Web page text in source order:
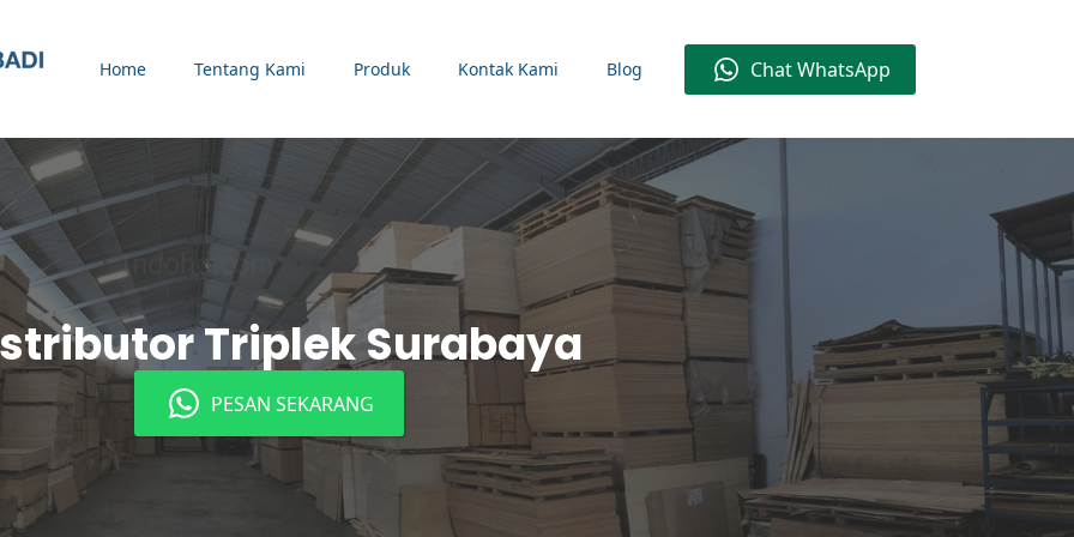
Home Tentang Kami Produk Kontak Kami Blog Chat WhatsApp
Triplek Surabaya
PESAN SEKARANG